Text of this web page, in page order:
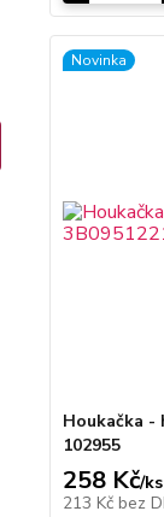
Novinka
Houkačka -
102955
258 Kč/ks
213 Kč bez